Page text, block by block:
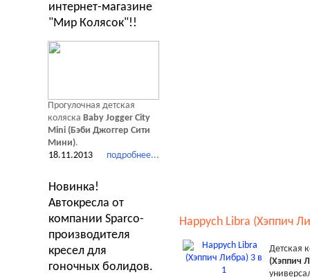
Happych Libra (Хэппич
Детская
(Хэппич
интернет-магазине
"Мир Колясок"!!
Прогулочная детская
коляска Baby Jogger City
Mini (Бэби Джоггер Сити
Мини).
подробнее...
18.11.2013
Новинка!
Автокресла от
компании Sparco-
производителя
кресел для
гоночных болидов.